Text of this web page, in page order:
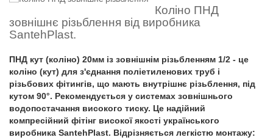
Коліно ПНД
зовнішнє різьблення від виробника
SantehPlast.
ПНД кут (коліно) 20мм із зовнішнім різьбленням 1/2 - це
коліно (кут) для з'єднання поліетиленових труб і
різьбових фітингів, що мають внутрішнє різьблення, під
кутом 90°. Рекомендується у системах зовнішнього
водопостачання високого тиску. Це надійний
компресійний фітінг високої якості українського
виробника SantehPlast. Відрізняється легкістю монтажу: